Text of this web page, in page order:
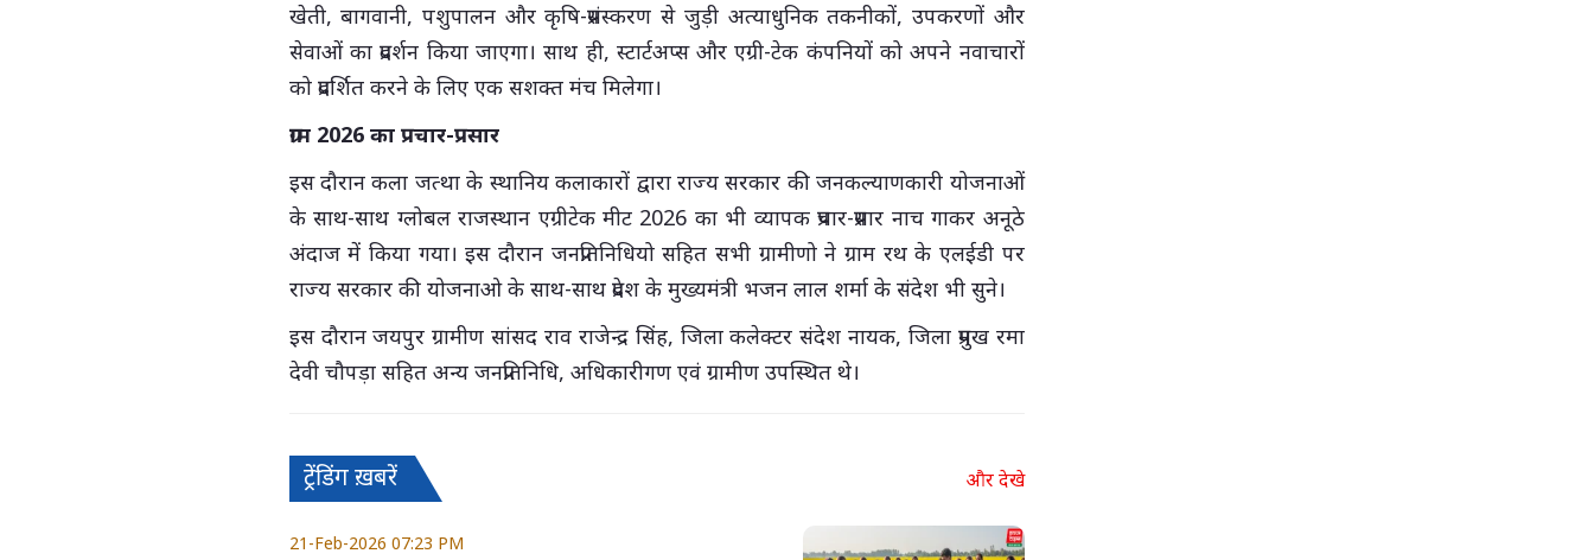
खेती, बागवानी, पशुपालन और कृषि-प्रसंस्करण से जुड़ी अत्याधुनिक तकनीकों, उपकरणों और
सेवाओं का प्रदर्शन किया जाएगा। साथ ही, स्टार्टअप्स और एग्री-टेक कंपनियों को अपने नवाचारों
को प्रदर्शित करने के लिए एक सशक्त मंच मिलेगा।
ग्राम 2026 का प्रचार-प्रसार
इस दौरान कला जत्था के स्थानिय कलाकारों द्वारा राज्य सरकार की जनकल्याणकारी योजनाओं
के साथ-साथ ग्लोबल राजस्थान एग्रीटेक मीट 2026 का भी व्यापक प्रचार-प्रसार नाच गाकर अनूठे
अंदाज में किया गया। इस दौरान जनप्रतिनिधियो सहित सभी ग्रामीणो ने ग्राम रथ के एलईडी पर
राज्य सरकार की योजनाओ के साथ-साथ प्रदेश के मुख्यमंत्री भजन लाल शर्मा के संदेश भी सुने।
इस दौरान जयपुर ग्रामीण सांसद राव राजेन्द्र सिंह, जिला कलेक्टर संदेश नायक, जिला प्रमुख रमा
देवी चौपड़ा सहित अन्य जनप्रतिनिधि, अधिकारीगण एवं ग्रामीण उपस्थित थे।
ट्रेंडिंग ख़बरें और देखे
21-Feb-2026 07:23 PM